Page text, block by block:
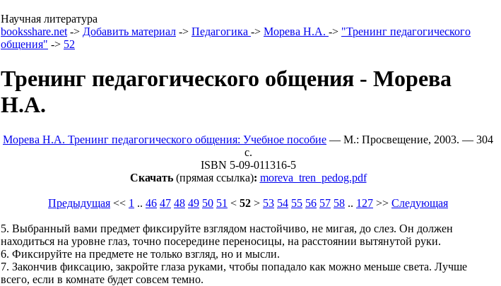
Научная литература
booksshare.net -> Добавить материал -> Педагогика -> Морева Н.А. -> "Тренинг педагогического
общения" -> 52
Тренинг педагогического общения - Морева
Н.А.
Морева Н.А. Тренинг педагогического общения: Учебное пособие — М.: Просвещение, 2003. — 304
c.
ISBN 5-09-011316-5
Скачать(прямая ссылка): moreva_tren_pedog.pdf
Предыдущая << 1 .. 46 47 48 49 50 51 < 52 > 53 54 55 56 57 58 .. 127 >> Следующая
5. Выбранный вами предмет фиксируйте взглядом настойчиво, не мигая, до слез. Он должен
находиться на уровне глаз, точно посередине переносицы, на расстоянии вытянутой руки.
6. Фиксируйте на предмете не только взгляд, но и мысли.
7. Закончив фиксацию, закройте глаза руками, чтобы попадало как можно меньше света. Лучше
всего, если в комнате будет совсем темно.